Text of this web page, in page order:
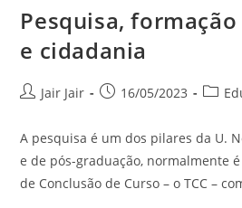
Pesquisa,
e cidadania
Jair Jair 16/05/2023
A pesquisa é um dos pilares da U.
e de pós-graduação, normalmente
de Conclusão de Curso – o TCC –